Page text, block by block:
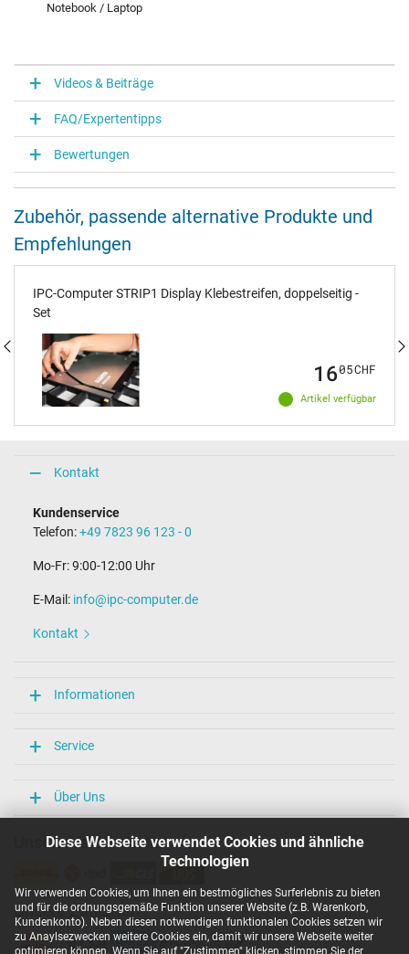
Diese Webseite verwendet Cookies und ähnliche
Technologien
Wir verwenden Cookies, um Ihnen ein bestmögliches Surferlebnis zu bieten
und für die ordnungsgemäße Funktion unserer Website (z.B. Warenkorb,
Kundenkonto). Neben diesen notwendigen funktionalen Cookies setzen wir
zu Anaylsezwecken weitere Cookies ein, damit wir unsere Webseite weiter
optimieren können. Wenn Sie auf "Zustimmen" klicken, stimmen Sie der
Notebook / Laptop
Videos & Beiträge
FAQ/Expertentipps
Bewertungen
Zubehör, passende alternative Produkte und
Empfehlungen
IPC-Computer STRIP1 Display Klebestreifen, doppelseitig -
Set
Artikel verfügbar
1605CHF
Kontakt
Kundenservice
Telefon:+49 7823 96 123 - 0
Mo-Fr: 9:00-12:00 Uhr
E-Mail: info@ipc-computer.de
Kontakt
Informationen
Service
Über Uns
Unsere Versandarten
Unsere Zahlarten